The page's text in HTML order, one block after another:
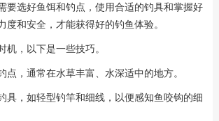
要选好鱼饵和钓点，使用合适的钓具和掌握好
度和安全，才能获得好的钓鱼体验。
机，以下是一些技巧。
点，通常在水草丰富、水深适中的地方。
具，如轻型钓竿和细线，以便感知鱼咬钩的细